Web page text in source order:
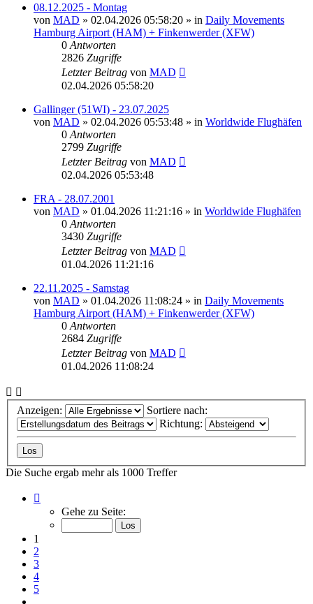
08.12.2025 - Montag
von MAD » 02.04.2026 05:58:20 » in Daily Movements
Hamburg Airport (HAM) + Finkenwerder (XFW)
0 Antworten
2826 Zugriffe
Letzter Beitrag von MAD
02.04.2026 05:58:20
Gallinger (51WI) - 23.07.2025
von MAD » 02.04.2026 05:53:48 » in Worldwide Flughäfen
0 Antworten
2799 Zugriffe
Letzter Beitrag von MAD
02.04.2026 05:53:48
FRA - 28.07.2001
von MAD » 01.04.2026 11:21:16 » in Worldwide Flughäfen
0 Antworten
3430 Zugriffe
Letzter Beitrag von MAD
01.04.2026 11:21:16
22.11.2025 - Samstag
von MAD » 01.04.2026 11:08:24 » in Daily Movements
Hamburg Airport (HAM) + Finkenwerder (XFW)
0 Antworten
2684 Zugriffe
Letzter Beitrag von MAD
01.04.2026 11:08:24
Anzeigen:
Sortiere nach:
Richtung:
Die Suche ergab mehr als 1000 Treffer
von
Gehe zu Seite:
1
2
3
4
5